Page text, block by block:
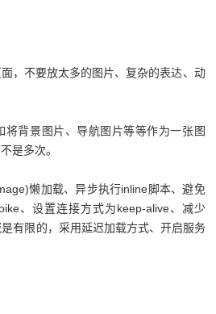
不要放太多的图片、复杂的表达、动
背景图片、导航图片等等作为一张图
是多次。
懒加载、异步执行inline脚本、避免
、设置连接方式为keep-alive、减少
有限的，采用延迟加载方式、开启服务